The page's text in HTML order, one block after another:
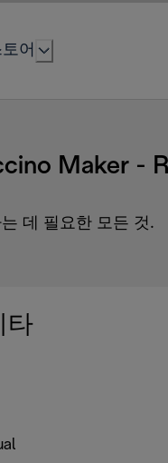
어
Maker -
데 필요한 모든 것.
타